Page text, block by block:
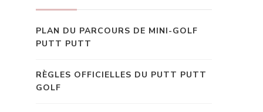
PLAN DU PARCOURS DE MINI-GOLF
PUTT PUTT
RÈGLES OFFICIELLES DU PUTT PUTT
GOLF